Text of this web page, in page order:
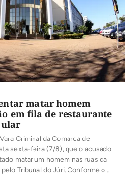
matar homem
em fila de restaurante
Criminal da Comarca de
sexta-feira (7/8), que o acusado
matar um homem nas ruas da
Tribunal do Júri. Conforme o